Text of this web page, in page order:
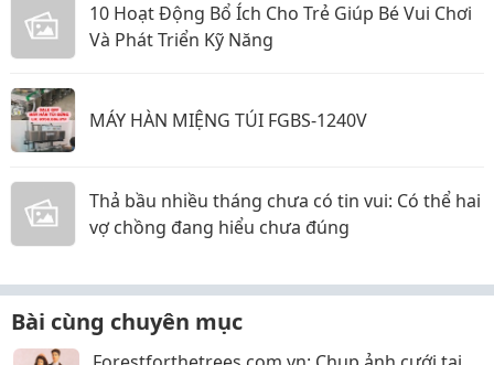
10 Hoạt Động Bổ Ích Cho Trẻ Giúp Bé Vui Chơi
Và Phát Triển Kỹ Năng
MÁY HÀN MIỆNG TÚI FGBS-1240V
Thả bầu nhiều tháng chưa có tin vui: Có thể hai
vợ chồng đang hiểu chưa đúng
Bài cùng chuyên mục